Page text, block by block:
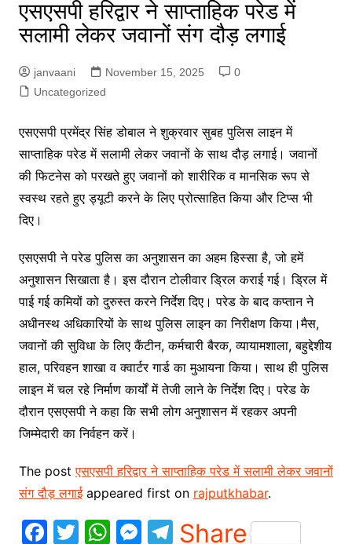
एसएसपी हरिद्वार ने साप्ताहिक परेड में
सलामी लेकर जवानों संग दौड़ लगाई
janvaani November 15, 2025
0
Uncategorized
एसएसपी प्रमेंद्र सिंह डोबाल ने शुक्रवार सुबह पुलिस लाइन में
साप्ताहिक परेड में सलामी लेकर जवानों के साथ दौड़ लगाई। जवानों
की फिटनेस को परखते हुए जवानों को शारीरिक व मानसिक रूप से
स्वस्थ रहते हुए ड्यूटी करने के लिए प्रोत्साहित किया और टिप्स भी
दिए।
एसएसपी ने परेड पुलिस का अनुशासन का अहम हिस्सा है, जो हमें
अनुशासन सिखाता है। इस दौरान टोलीवार ड्रिल कराई गई। ड्रिल में
पाई गई कमियों को दुरुस्त करने निर्देश दिए। परेड के बाद कप्तान ने
अधीनस्थ अधिकारियों के साथ पुलिस लाइन का निरीक्षण किया।मैस,
जवानों की सुविधा के लिए कैंटीन, कर्मचारी बैरक, व्यायामशाला, बहुद्देशीय
हाल, परिवहन शाखा व क्वार्टर गार्ड का मुआयना किया। साथ ही पुलिस
लाइन में चल रहे निर्माण कार्यों में तेजी लाने के निर्देश दिए। परेड के
दौरान एसएसपी ने कहा कि सभी लोग अनुशासन में रहकर अपनी
जिम्मेदारी का निर्वहन करें।
The postएसएसपी हरिद्वार ने साप्ताहिक परेड में सलामी लेकर जवानों
संग दौड़ लगाईappeared first on rajputkhabar.
F T W M TShare